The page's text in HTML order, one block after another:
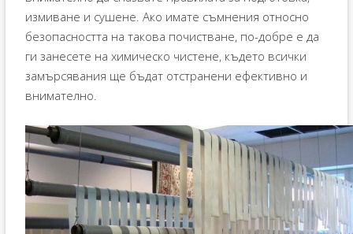
измиване и сушене. Ако имате съмнения относно
безопасността на такова почистване, по-добре е да
ги занесете на химическо чистене, където всички
замърсявания ще бъдат отстранени ефективно и
внимателно.